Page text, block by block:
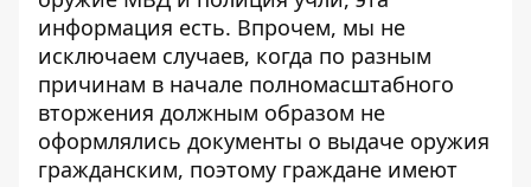
информация есть. Впрочем, мы не
исключаем случаев, когда по разным
причинам в начале полномасштабного
вторжения должным образом не
оформлялись документы о выдаче оружия
гражданским, поэтому граждане имеют